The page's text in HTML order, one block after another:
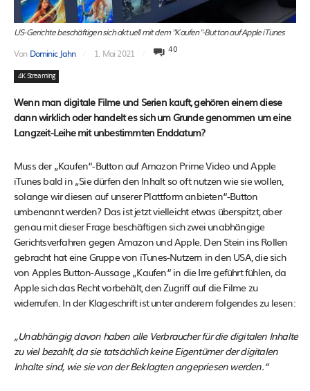
US-Gerichte beschäftigen sich aktuell mit dem "Kaufen"-Button auf Apple iTunes
Von Dominic Jahn 1. Mai 2021 40
4K Streaming
Wenn man digitale Filme und Serien kauft, gehören einem diese
dann wirklich oder handelt es sich um Grunde genommen um eine
Langzeit-Leihe mit unbestimmten Enddatum?
Muss der „Kaufen“-Button auf Amazon Prime Video und Apple
iTunes bald in „Sie dürfen den Inhalt so oft nutzen wie sie wollen,
solange wir diesen auf unserer Plattform anbieten“-Button
umbenannt werden? Das ist jetzt vielleicht etwas überspitzt, aber
genau mit dieser Frage beschäftigen sich zwei unabhängige
Gerichtsverfahren gegen Amazon und Apple. Den Stein ins Rollen
gebracht hat eine Gruppe von iTunes-Nutzern in den USA, die sich
von Apples Button-Aussage „Kaufen“ in die Irre geführt fühlen, da
Apple sich das Recht vorbehält, den Zugriff auf die Filme zu
widerrufen. In der Klageschrift ist unter anderem folgendes zu lesen:
„Unabhängig davon haben alle Verbraucher für die digitalen Inhalte
zu viel bezahlt, da sie tatsächlich keine Eigentümer der digitalen
Inhalte sind, wie sie von der Beklagten angepriesen werden.“